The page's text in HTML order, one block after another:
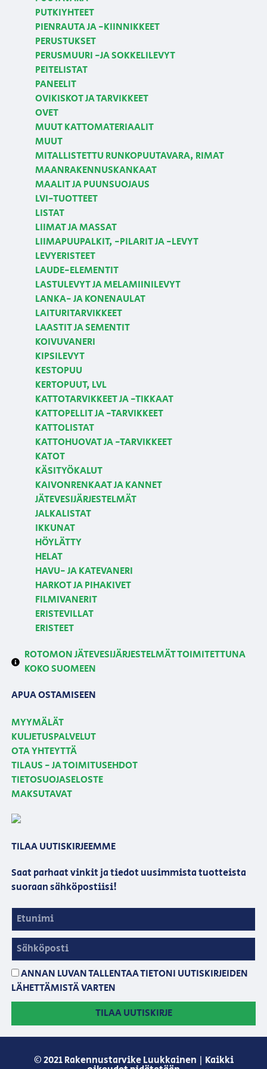
PUTKIYHTEET
PIENRAUTA JA -KIINNIKKEET
PERUSTUKSET
PERUSMUURI -JA SOKKELILEVYT
PEITELISTAT
PANEELIT
OVIKISKOT JA TARVIKKEET
OVET
MUUT KATTOMATERIAALIT
MUUT
MITALLISTETTU RUNKOPUUTAVARA, RIMAT
MAANRAKENNUSKANKAAT
MAALIT JA PUUNSUOJAUS
LVI-TUOTTEET
LISTAT
LIIMAT JA MASSAT
LIIMAPUUPALKIT, -PILARIT JA -LEVYT
LEVYERISTEET
LAUDE-ELEMENTIT
LASTULEVYT JA MELAMIINILEVYT
LANKA- JA KONENAULAT
LAITURITARVIKKEET
LAASTIT JA SEMENTIT
KOIVUVANERI
KIPSILEVYT
KESTOPUU
KERTOPUUT, LVL
KATTOTARVIKKEET JA -TIKKAAT
KATTOPELLIT JA -TARVIKKEET
KATTOLISTAT
KATTOHUOVAT JA -TARVIKKEET
KATOT
KÄSITYÖKALUT
KAIVONRENKAAT JA KANNET
JÄTEVESIJÄRJESTELMÄT
JALKALISTAT
IKKUNAT
HÖYLÄTTY
HELAT
HAVU- JA KATEVANERI
HARKOT JA PIHAKIVET
FILMIVANERIT
ERISTEVILLAT
ERISTEET
ROTOMON JÄTEVESIJÄRJESTELMÄT TOIMITETTUNA
KOKO SUOMEEN
APUA OSTAMISEEN
MYYMÄLÄT
KULJETUSPALVELUT
OTA YHTEYTTÄ
TILAUS - JA TOIMITUSEHDOT
TIETOSUOJASELOSTE
MAKSUTAVAT
TILAA UUTISKIRJEEMME
Saat parhaat vinkit ja tiedot uusimmista tuotteista
suoraan sähköpostiisi!
ANNAN LUVAN TALLENTAA TIETONI UUTISKIRJEIDEN
LÄHETTÄMISTÄ VARTEN
TILAA UUTISKIRJE
© 2021 Rakennustarvike Luukkainen | Kaikki